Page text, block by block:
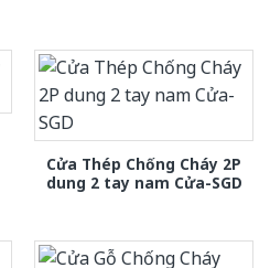
Cửa Thép Chống Cháy 2P
dung 2 tay nam Cửa-SGD